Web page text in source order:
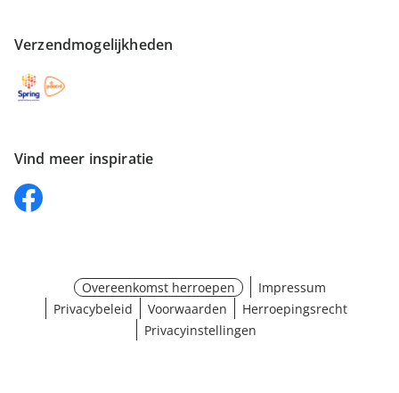
Verzendmogelijkheden
Vind meer inspiratie
Overeenkomst herroepen
Impressum
Privacybeleid
Voorwaarden
Herroepingsrecht
Privacyinstellingen